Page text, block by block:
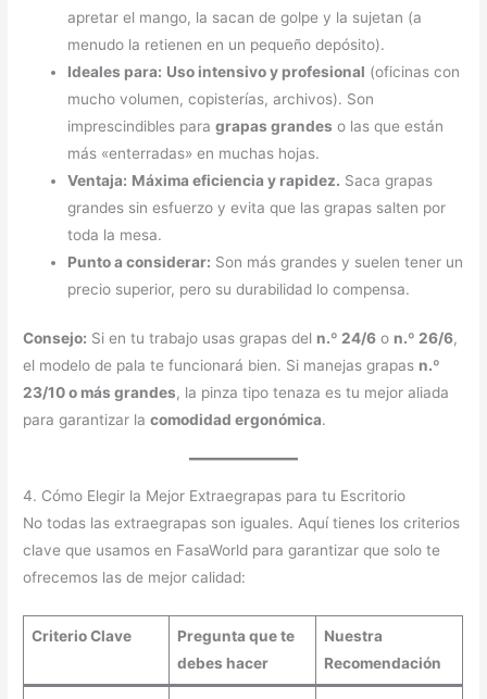
apretar el mango, la sacan de golpe y la sujetan (a
menudo la retienen en un pequeño depósito).
Ideales para: Uso intensivo y profesional (oficinas con
mucho volumen, copisterías, archivos). Son
imprescindibles paragrapas grandes o las que están
más «enterradas» en muchas hojas.
Ventaja: Máxima eficiencia y rapidez. Saca grapas
grandes sin esfuerzo y evita que las grapas salten por
toda la mesa.
Punto a considerar: Son más grandes y suelen tener un
precio superior, pero su durabilidad lo compensa.
Consejo: Si en tu trabajo usas grapas del n.º 24/6 o n.º 26/6,
el modelo de pala te funcionará bien. Si manejas grapas n.º
23/10 o más grandes, la pinza tipo tenaza es tu mejor aliada
para garantizar lacomodidad ergonómica.
4. Cómo Elegir la Mejor Extraegrapas para tu Escritorio
No todas las extraegrapas son iguales. Aquí tienes los criterios
clave que usamos en FasaWorld para garantizar que solo te
ofrecemos las de mejor calidad:
Criterio Clave
Pregunta que te
debes hacer
Nuestra
Recomendación